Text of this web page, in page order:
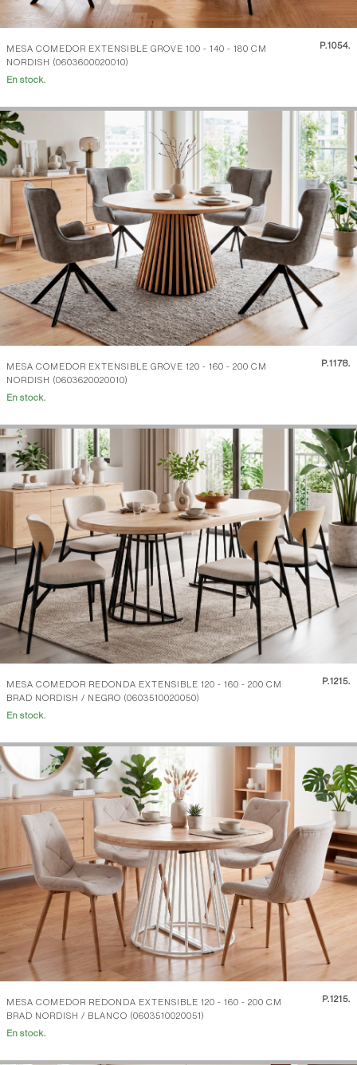
MESA COMEDOR EXTENSIBLE GROVE 100 - 140 - 180 CM
NORDISH (0603600020010)
P.1054.
En stock.
MESA COMEDOR EXTENSIBLE GROVE 120 - 160 - 200 CM
NORDISH (0603620020010)
P.1178.
En stock.
MESA COMEDOR REDONDA EXTENSIBLE 120 - 160 - 200 CM
BRAD NORDISH / NEGRO (0603510020050)
P.1215.
En stock.
MESA COMEDOR REDONDA EXTENSIBLE 120 - 160 - 200 CM
BRAD NORDISH / BLANCO (0603510020051)
P.1215.
En stock.